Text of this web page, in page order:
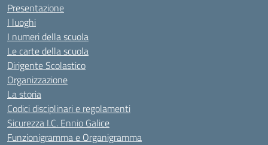
Presentazione
I luoghi
I numeri della scuola
Le carte della scuola
Dirigente Scolastico
Organizzazione
La storia
Codici disciplinari e regolamenti
Sicurezza I.C. Ennio Galice
Funzionigramma e Organigramma